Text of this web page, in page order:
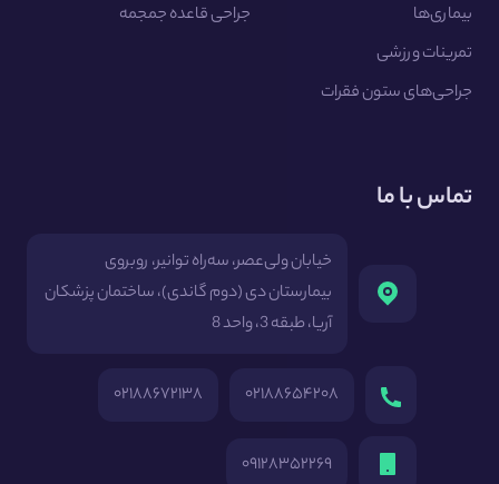
بیماری‌ها
تمرینات ورزشی
جراحی‌های ستون فقرات
جراحی قاعده جمجمه
تماس با ما
خیابان ولی‌عصر، سه‌راه توانیر، روبروی
بیمارستان دی (دوم گاندی)، ساختمان پزشکان
آریا، طبقه 3، واحد 8
۰۲۱۸۸۶۵۴۲۰۸ ۰۲۱۸۸۶۷۲۱۳۸
۰۹۱۲۸۳۵۲۲۶۹